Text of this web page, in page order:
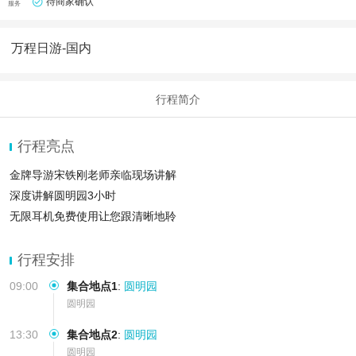
服务
万程日游-国内
行程简介
行程亮点
金牌导游宋铁刚老师亲临现场讲解
深度讲解圆明园3小时
无限耳机免费使用让您跟清晰地聆
行程安排
09:00 集合地点1: 圆明园
圆明园
13:30 集合地点2: 圆明园
圆明园